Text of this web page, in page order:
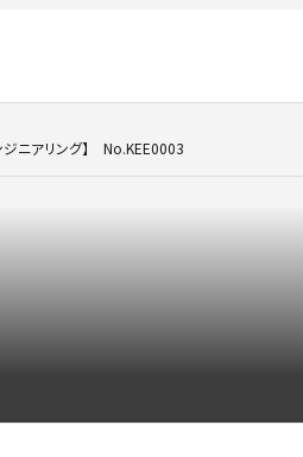
ニアリング】 No.KEE0003